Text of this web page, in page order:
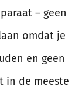
– geen
omdat je
en geen
in de meeste